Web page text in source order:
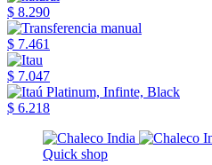
$ 8.290
$ 7.461
$ 7.047
$ 6.218
Quick shop